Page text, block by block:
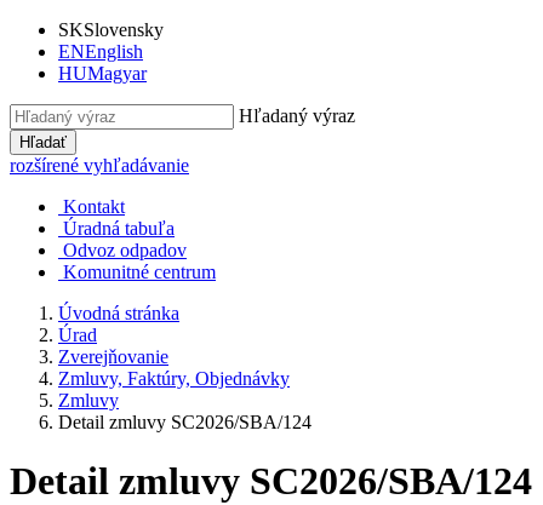
SKSlovensky
ENEnglish
HUMagyar
Hľadaný výraz
Hľadať
rozšírené vyhľadávanie
Kontakt
Úradná tabuľa
Odvoz odpadov
Komunitné centrum
Úvodná stránka
Úrad
Zverejňovanie
Zmluvy, Faktúry, Objednávky
Zmluvy
Detail zmluvy SC2026/SBA/124
Detail zmluvy SC2026/SBA/124